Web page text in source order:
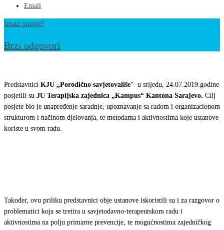
Email
Imate pitanje?
Brzi odgovori
Javnoj
ustanovi
“Terapijska
zajednica
Predstavnici KJU „Porodično savjetovališe“ u srijedu, 24.07.2019.godine
posjetili su JU Terapijska zajednica „Kampus“ Kantona Sarajevo. Cilj
posjete bio je unapređenje saradnje, upoznavanje sa radom i organizacionom
strukturom i načinom djelovanja, te metodama i aktivnostima koje ustanove
koriste u svom radu.
Također, ovu priliku predstavnici obje ustanove iskoristili su i za razgovor o
problematici koja se tretira u savjetodavno-terapeutskom radu i
aktivnostima na polju primarne prevencije, te mogućnostima zajedničkog